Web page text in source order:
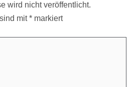
wird nicht veröffentlicht.
mit*markiert